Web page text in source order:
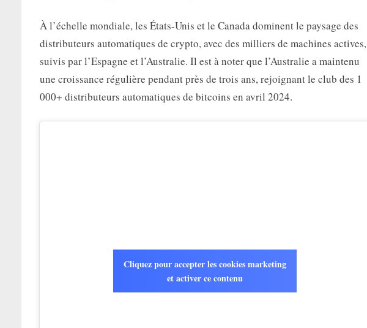
À l’échelle mondiale, les États-Unis et le Canada dominent le paysage des
distributeurs automatiques de crypto, avec des milliers de machines actives,
suivis par l’Espagne et l’Australie. Il est à noter que l’Australie a maintenu
une croissance régulière pendant près de trois ans, rejoignant le club des 1
000+ distributeurs automatiques de bitcoins en avril 2024.
Cliquez pour accepter les cookies marketing
et activer ce contenu